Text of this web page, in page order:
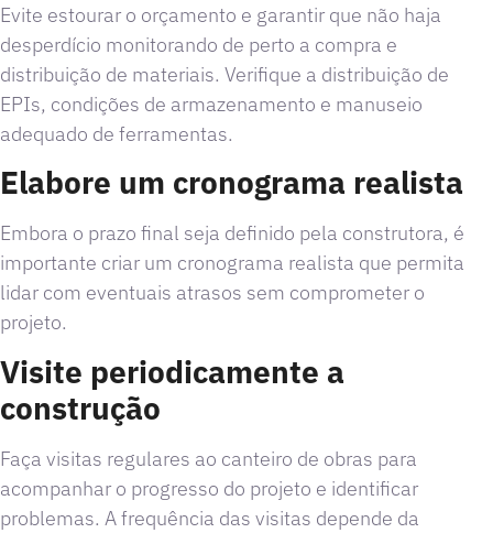
Evite estourar o orçamento e garantir que não haja
desperdício monitorando de perto a compra e
distribuição de materiais. Verifique a distribuição de
EPIs, condições de armazenamento e manuseio
adequado de ferramentas.
Elabore um cronograma realista
Embora o prazo final seja definido pela construtora, é
importante criar um cronograma realista que permita
lidar com eventuais atrasos sem comprometer o
projeto.
Visite periodicamente a
construção
Faça visitas regulares ao canteiro de obras para
acompanhar o progresso do projeto e identificar
problemas. A frequência das visitas depende da